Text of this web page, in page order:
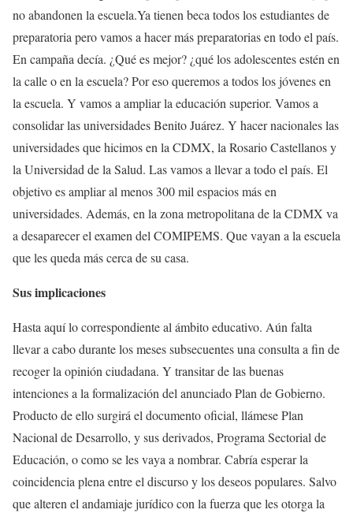
no abandonen la escuela.Ya tienen beca todos los estudiantes de
preparatoria pero vamos a hacer más preparatorias en todo el país.
En campaña decía. ¿Qué es mejor? ¿qué los adolescentes estén en
la calle o en la escuela? Por eso queremos a todos los jóvenes en
la escuela. Y vamos a ampliar la educación superior. Vamos a
consolidar las universidades Benito Juárez. Y hacer nacionales las
universidades que hicimos en la CDMX, la Rosario Castellanos y
la Universidad de la Salud. Las vamos a llevar a todo el país. El
objetivo es ampliar al menos 300 mil espacios más en
universidades. Además, en la zona metropolitana de la CDMX va
a desaparecer el examen del COMIPEMS. Que vayan a la escuela
que les queda más cerca de su casa.
Sus implicaciones
Hasta aquí lo correspondiente al ámbito educativo. Aún falta
llevar a cabo durante los meses subsecuentes una consulta a fin de
recoger la opinión ciudadana. Y transitar de las buenas
intenciones a la formalización del anunciado Plan de Gobierno.
Producto de ello surgirá el documento oficial, llámese Plan
Nacional de Desarrollo, y sus derivados, Programa Sectorial de
Educación, o como se les vaya a nombrar. Cabría esperar la
coincidencia plena entre el discurso y los deseos populares. Salvo
que alteren el andamiaje jurídico con la fuerza que les otorga la